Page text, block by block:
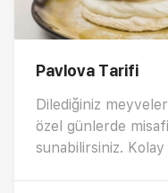
Pavlova Tarifi
Dilediğiniz
özel günlerde
sunabilirsiniz.